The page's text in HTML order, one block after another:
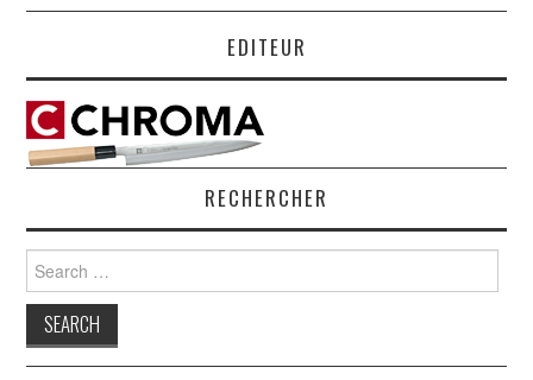
EDITEUR
RECHERCHER
Search
for: